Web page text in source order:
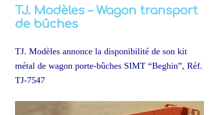
TJ. Modèles – Wagon transport
de bûches
TJ. Modèles annonce la disponibilité de son kit
métal de wagon porte-bûches SIMT “Beghin”, Réf.
TJ-7547